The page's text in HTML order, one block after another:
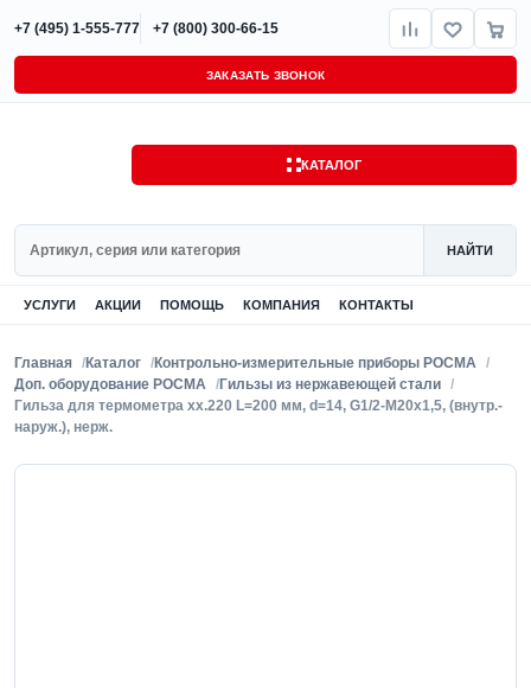
+7 (495) 1-555-777 +7 (800) 300-66-15
ЗАКАЗАТЬ ЗВОНОК
КАТАЛОГ
НАЙТИ
УСЛУГИ АКЦИИ ПОМОЩЬ КОМПАНИЯ КОНТАКТЫ
Главная Каталог
Контрольно-измерительные приборы РОСМА
Доп. оборудование РОСМА
Гильзы из нержавеющей стали
Гильза для термометра xx.220 L=200 мм, d=14, G1/2-M20x1,5, (внутр.-
наруж.), нерж.